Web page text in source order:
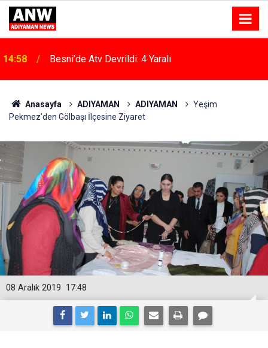
14:58 Besni’de Atv Devrildi: 4 Yaralı
Anasayfa ADIYAMAN ADIYAMAN
Yeşim
Pekmez’den Gölbaşı İlçesine Ziyaret
17:48
08 Aralık 2019